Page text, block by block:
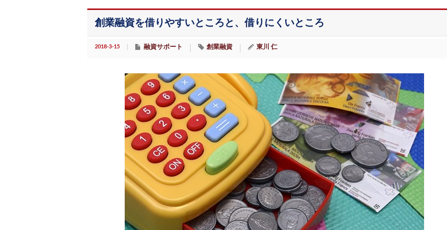
創業融資を借りやすいところと、借りにくいところ
2018-3-15 融資サポート 創業融資 東川 仁